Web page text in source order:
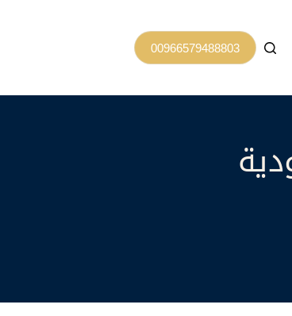
00966579488803